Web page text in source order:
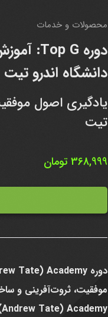
محصولات و خدمات
دانشگاه اندرو تیت
تیت
368,999تومان